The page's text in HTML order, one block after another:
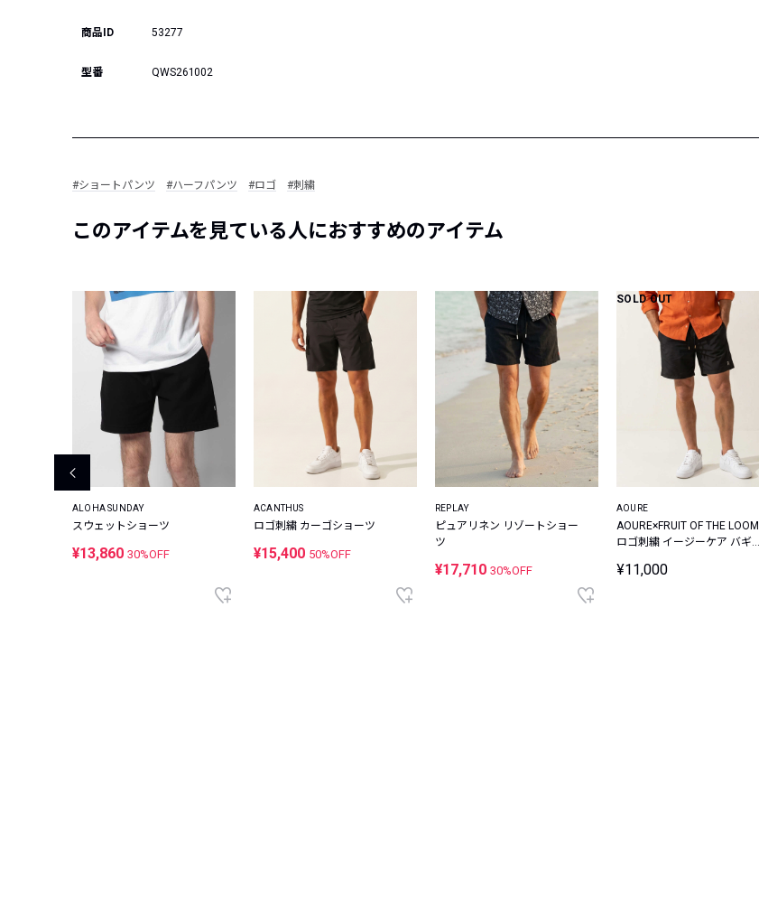
商品ID 53277
型番 QWS261002
#ショートパンツ #ハーフパンツ #ロゴ #刺繍
このアイテムを見ている人におすすめのアイテム
ALOHA SUNDAY
スウェットショーツ
¥13,860 30%OFF
ACANTHUS
ロゴ刺繍 カーゴショーツ
¥15,400 50%OFF
REPLAY
ピュアリネン リゾートショー
ツ
¥17,710 30%OFF
SOLD OUT
AOURE
AOURE×FRUIT OF THE LOOM
ロゴ刺繍 イージーケア バギー
¥11,000